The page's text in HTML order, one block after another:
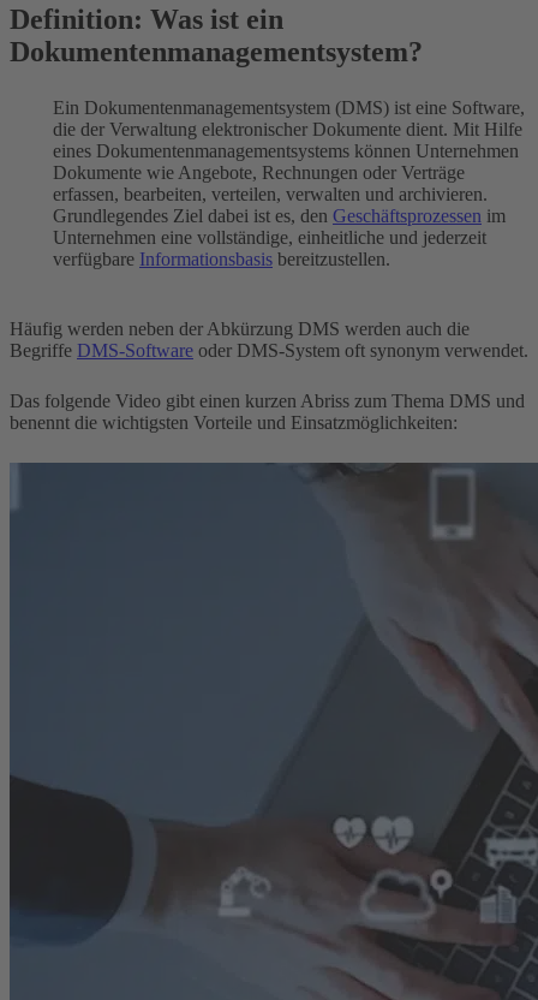
Definition: Was ist ein
Dokumentenmanagementsystem?
Ein Dokumentenmanagementsystem (DMS) ist eine Software,
die der Verwaltung elektronischer Dokumente dient. Mit Hilfe
eines Dokumentenmanagementsystems können Unternehmen
Dokumente wie Angebote, Rechnungen oder Verträge
erfassen, bearbeiten, verteilen, verwalten und archivieren.
Grundlegendes Ziel dabei ist es, den Geschäftsprozessen im
Unternehmen eine vollständige, einheitliche und jederzeit
verfügbare Informationsbasis bereitzustellen.
Häufig werden neben der Abkürzung DMS werden auch die
Begriffe DMS-Software oder DMS-System oft synonym verwendet.
Das folgende Video gibt einen kurzen Abriss zum Thema DMS und
benennt die wichtigsten Vorteile und Einsatzmöglichkeiten: